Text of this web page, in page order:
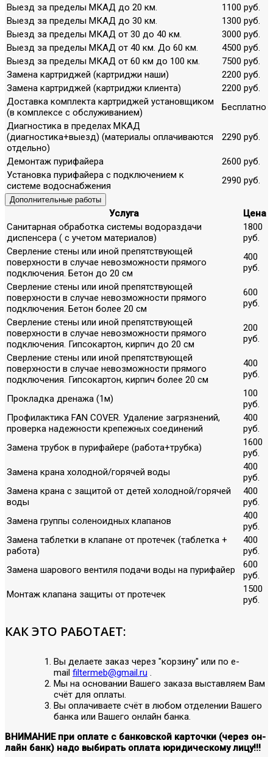
Выезд за пределы МКАД до 20 км.
1100 руб.
Выезд за пределы МКАД до 30 км.
1300 руб.
Выезд за пределы МКАД от 30 до 40 км.
3000 руб.
Выезд за пределы МКАД от 40 км. До 60 км.
4500 руб.
Выезд за пределы МКАД от 60 км до 100 км.
7500 руб.
Замена картриджей (картриджи наши)
2200 руб.
Замена картриджей (картриджи клиента)
2200 руб.
Доставка комплекта картриджей установщиком
(в комплексе с обслуживанием)
Бесплатно
Диагностика в пределах МКАД
(диагностика+выезд) (материалы оплачиваются
отдельно)
2290 руб.
Демонтаж пурифайера
2600 руб.
Установка пурифайера с подключением к
системе водоснабжения
2990 руб.
Дополнительные работы
Услуга
Цена
Санитарная обработка системы водораздачи
диспенсера ( с учетом материалов)
1800
руб.
Сверление стены или иной препятствующей
поверхности в случае невозможности прямого
подключения. Бетон до 20 см
400
руб.
Сверление стены или иной препятствующей
поверхности в случае невозможности прямого
подключения. Бетон более 20 см
600
руб.
Сверление стены или иной препятствующей
поверхности в случае невозможности прямого
подключения. Гипсокартон, кирпич до 20 см
200
руб.
Сверление стены или иной препятствующей
поверхности в случае невозможности прямого
подключения. Гипсокартон, кирпич более 20 см
400
руб.
Прокладка дренажа (1м)
100
руб.
Профилактика FAN COVER. Удаление загрязнений,
проверка надежности крепежных соединений
400
руб.
Замена трубок в пурифайере (работа+трубка)
1600
руб.
Замена крана холодной/горячей воды
400
руб.
Замена крана с защитой от детей холодной/горячей
воды
400
руб.
Замена группы соленоидных клапанов
400
руб.
Замена таблетки в клапане от протечек (таблетка +
работа)
400
руб.
Замена шарового вентиля подачи воды на пурифайер
600
руб.
Монтаж клапана защиты от протечек
1500
руб.
КАК ЭТО РАБОТАЕТ:
Вы делаете заказ через "корзину" или по е-
mail filtermeb@gmail.ru .
Мы на основании Вашего заказа выставляем Вам
счёт для оплаты.
Вы оплачиваете счёт в любом отделении Вашего
банка или Вашего онлайн банка.
ВНИМАНИЕ при оплате с банковской карточки (через он-
лайн банк) надо выбирать оплата юридическому лицу!!!